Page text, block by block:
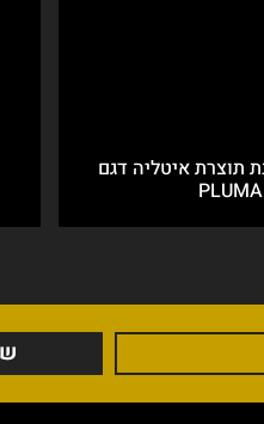
תוצרת איטליה דגם
PLUMA